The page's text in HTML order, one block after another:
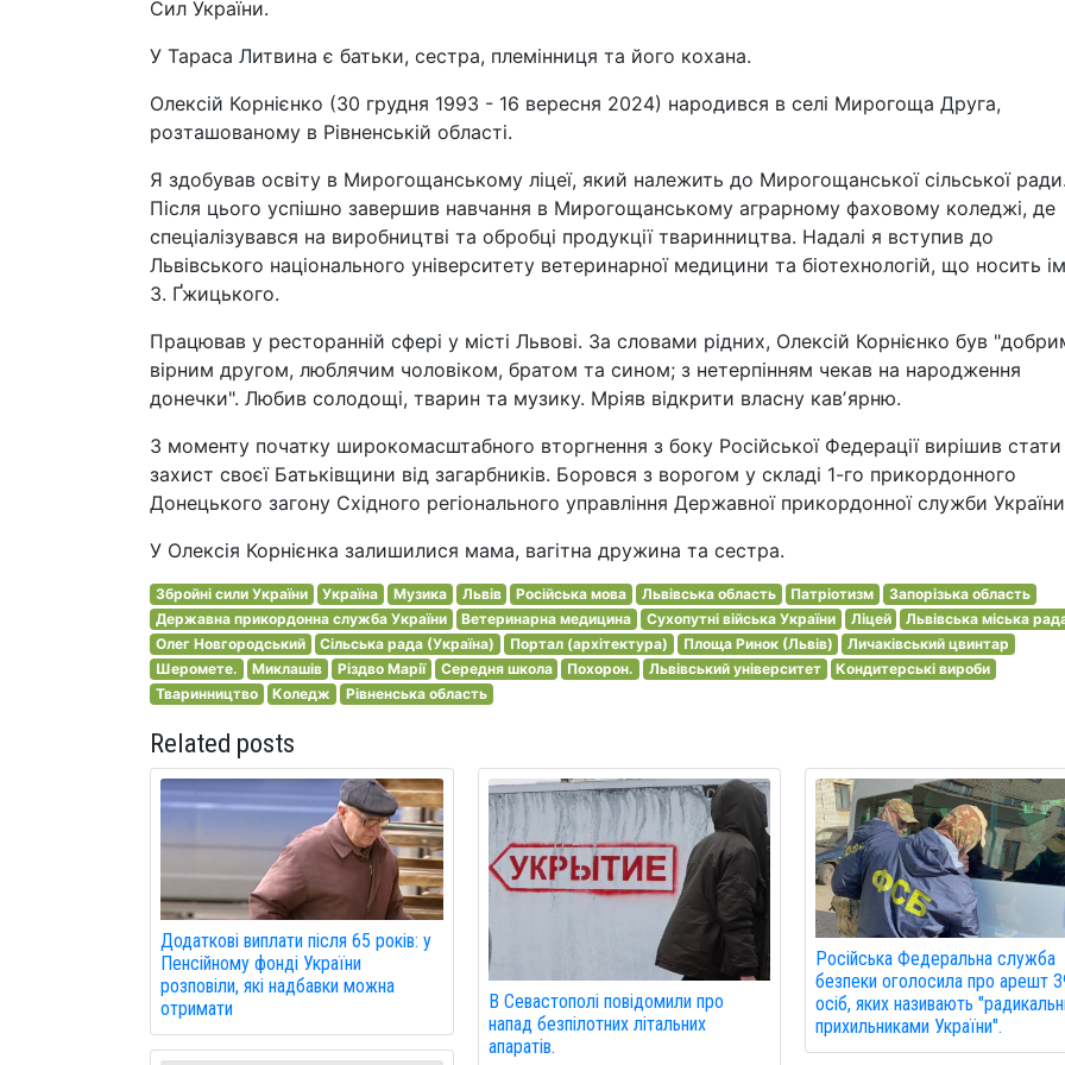
Сил України.
У Тараса Литвина є батьки, сестра, племінниця та його кохана.
Олексій Корнієнко (30 грудня 1993 - 16 вересня 2024) народився в селі Мирогоща Друга,
розташованому в Рівненській області.
Я здобував освіту в Мирогощанському ліцеї, який належить до Мирогощанської сільської ради.
Після цього успішно завершив навчання в Мирогощанському аграрному фаховому коледжі, де
спеціалізувався на виробництві та обробці продукції тваринництва. Надалі я вступив до
Львівського національного університету ветеринарної медицини та біотехнологій, що носить
З. Ґжицького.
Працював у ресторанній сфері у місті Львові. За словами рідних, Олексій Корнієнко був
вірним другом, люблячим чоловіком, братом та сином; з нетерпінням чекав на народження
донечки". Любив солодощі, тварин та музику. Мріяв відкрити власну кавʼярню.
З моменту початку широкомасштабного вторгнення з боку Російської Федерації вирішив стати
захист своєї Батьківщини від загарбників. Боровся з ворогом у складі 1-го прикордонного
Донецького загону Східного регіонального управління Державної прикордонної служби
У Олексія Корнієнка залишилися мама, вагітна дружина та сестра.
Збройні сили України Україна Музика Львів Російська мова Львівська область Патріотизм
Запорізька область
Державна прикордонна служба України
Ветеринарна медицина Сухопутні війська України Ліцей
Львівська міська
Олег Новгородський
Сільська рада (Україна) Портал (архітектура) Площа Ринок (Львів)
Личаківський цвинтар
Шеромете.
Миклашів Різдво Марії Середня школа Похорон. Львівський університет
Кондитерські вироби
Тваринництво
Коледж Рівненська область
Related posts
Додаткові виплати після 65 років: у
Пенсійному фонді України
розповіли, які надбавки можна
отримати
В Севастополі повідомили про
напад безпілотних літальних
апаратів.
Російська Федеральна служба
безпеки оголосила про арешт
осіб, яких називають
прихильниками України".